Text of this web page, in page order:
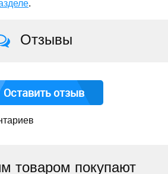
.
Отзывы
Оставить отзыв
товаром покупают